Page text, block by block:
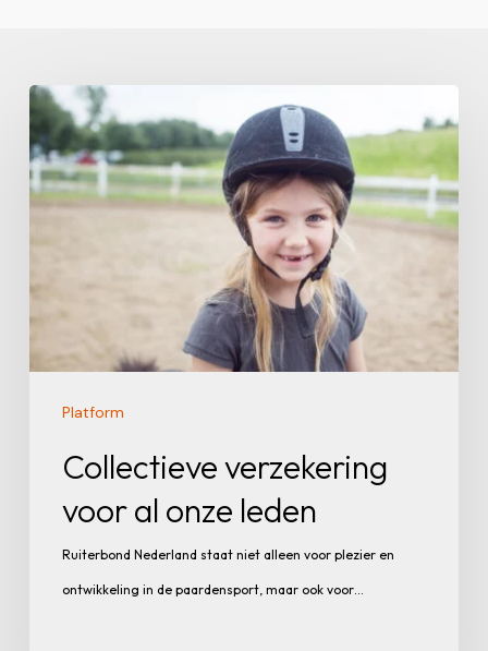
Platform
Collectieve
verzekering
voor
al
onze
Collectieve verzekering
voor al onze leden
Ruiterbond Nederland staat niet alleen voor plezier en
ontwikkeling in de paardensport, maar ook voor…